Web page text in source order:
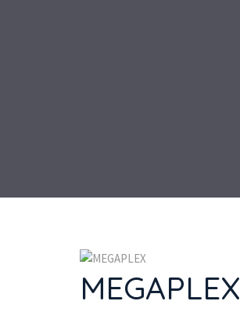
MEGAPLEX